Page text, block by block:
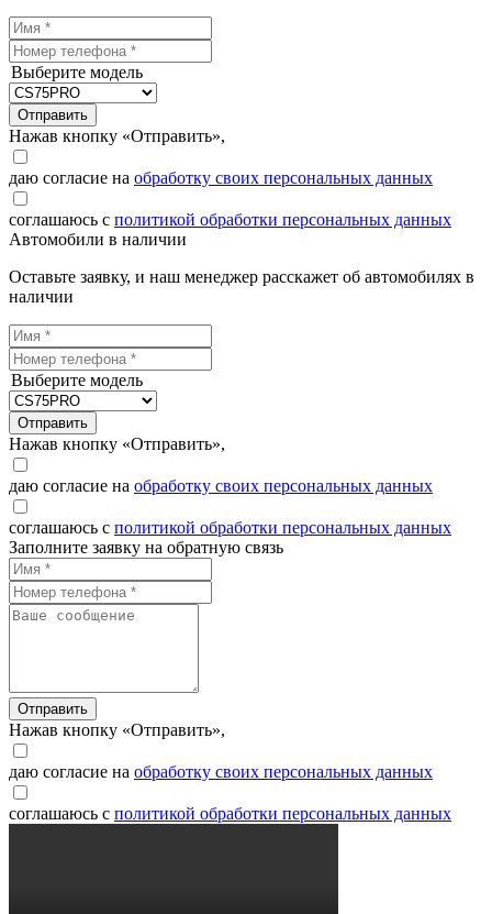
Выберите модель
Отправить
Нажав кнопку «Отправить»,
даю согласие на обработку своих персональных данных
соглашаюсь с политикой обработки персональных данных
Автомобили в наличии
Оставьте заявку, и наш менеджер расскажет об автомобилях в
наличии
Выберите модель
Отправить
Нажав кнопку «Отправить»,
даю согласие на обработку своих персональных данных
соглашаюсь с политикой обработки персональных данных
Заполните заявку на обратную связь
Отправить
Нажав кнопку «Отправить»,
даю согласие на обработку своих персональных данных
соглашаюсь с политикой обработки персональных данных